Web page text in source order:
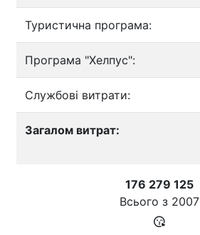
Туристична програма:
Програма "Хелпус":
Службові витрати:
Загалом витрат:
176 279 125
Всього з 2007